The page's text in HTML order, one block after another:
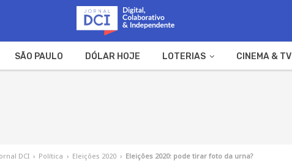
SÃO PAULO DÓLAR HOJE LOTERIAS CINEMA & TV
DCI › Política › Eleições 2020 › Eleições 2020: pode tirar foto da urna?